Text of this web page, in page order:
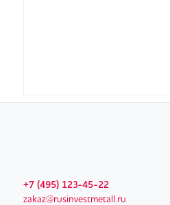
+7 (495) 123-45-22
zakaz@rusinvestmetall.ru